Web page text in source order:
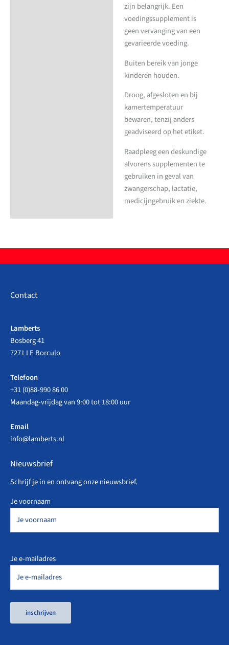
zijn belangrijk. Een
voedingssupplement is
geen vervanging van een
gevarieerde voeding.
Buiten bereik van jonge
kinderen houden.
Droog, afgesloten en bij
kamertemperatuur
bewaren, tenzij anders
geadviseerd op het etiket.
Raadpleeg een deskundige
alvorens supplementen te
gebruiken in geval van
zwangerschap, lactatie,
medicijngebruik en ziekte.
Contact
Lamberts
Bosberg 41
7271 LE Borculo
Telefoon
+31 (0)88-990 86 00
Maandag-vrijdag van 9:00 tot 18:00 uur
Email
info@lamberts.nl
Nieuwsbrief
Schrijf je in en ontvang onze nieuwsbrief.
Je voornaam
Je e-mailadres
inschrijven